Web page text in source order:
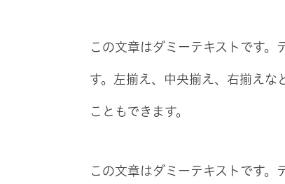
この文章はダミーテキストです
す。左揃え、中央揃え、右揃えな
こともできます。
この文章はダミーテキストです